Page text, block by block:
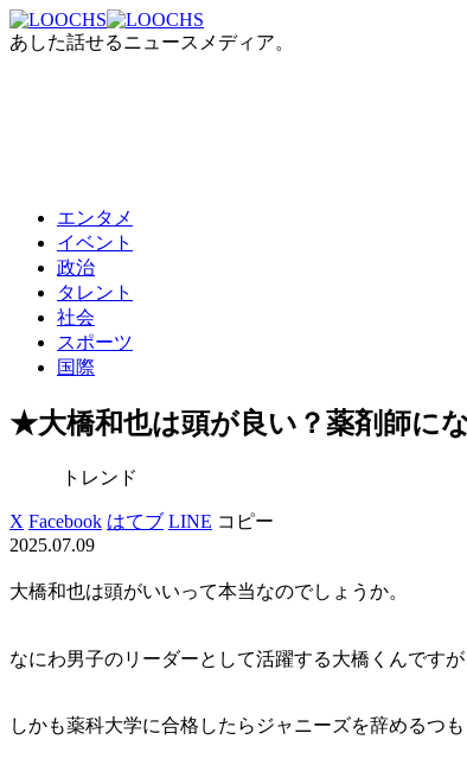
あした話せるニュースメディア。
エンタメ
イベント
政治
タレント
社会
スポーツ
国際
★大橋和也は頭が良い？薬剤師に
トレンド
X Facebook はてブ LINE コピー
2025.07.09
大橋和也は頭がいいって本当なのでしょうか。
なにわ男子のリーダーとして活躍する大橋くんです
しかも薬科大学に合格したらジャニーズを辞めるつ